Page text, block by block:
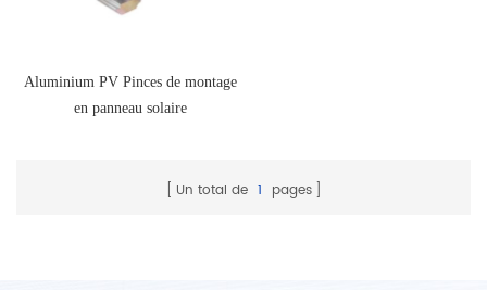
Aluminium PV Pinces de montage
en panneau solaire
Un total de 1 pages